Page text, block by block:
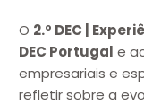
O 2.º DEC |
DEC Portugal e
empresariais e
refletir sobre a